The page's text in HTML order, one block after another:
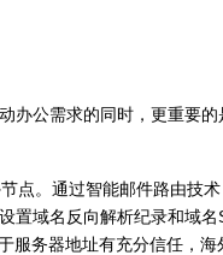
公需求的同时，更重要的
。通过智能邮件路由技术
置域名反向解析纪录和域名
服务器地址有充分信任，